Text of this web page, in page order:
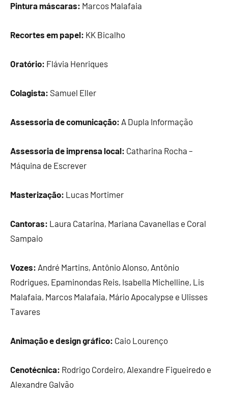
Pintura máscaras: Marcos Malafaia
Recortes em papel: KK Bicalho
Oratório: Flávia Henriques
Colagista: Samuel Eller
Assessoria de comunicação: A Dupla Informação
Assessoria de imprensa local: Catharina Rocha –
Máquina de Escrever
Masterização: Lucas Mortimer
Cantoras: Laura Catarina, Mariana Cavanellas e Coral
Sampaio
Vozes: André Martins, Antônio Alonso, Antônio
Rodrigues, Epaminondas Reis, Isabella Michelline, Lis
Malafaia, Marcos Malafaia, Mário Apocalypse e Ulisses
Tavares
Animação e design gráfico: Caio Lourenço
Cenotécnica: Rodrigo Cordeiro, Alexandre Figueiredo e
Alexandre Galvão